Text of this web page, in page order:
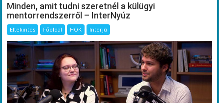
Minden, amit tudni szeretnél a külügyi
mentorrendszerről – InterNyúz
Eltekintés Főoldal HÖK Interjú